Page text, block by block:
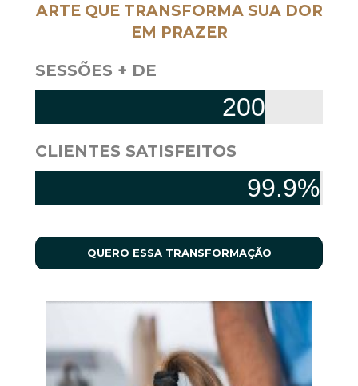
ARTE QUE TRANSFORMA SUA DOR
EM PRAZER
SESSÕES + DE
200
CLIENTES SATISFEITOS
99.9%
QUERO ESSA TRANSFORMAÇÃO